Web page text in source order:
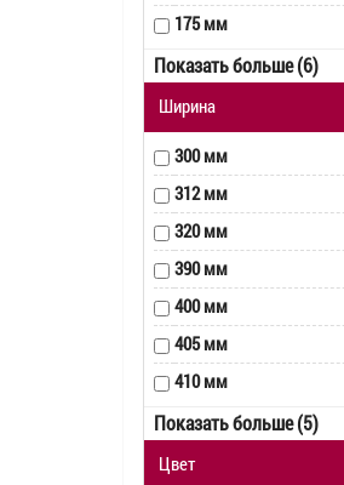
175 мм
182 мм
185 мм
190 мм
195 мм (с крючком)
195 мм
230 мм
Показать больше (6)
Ширинa
300 мм
312 мм
320 мм
390 мм
400 мм
405 мм
410 мм
420 мм
425 мм
Показать больше (5)
Цвет